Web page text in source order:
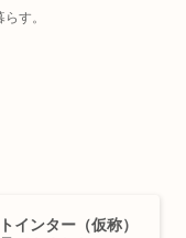
す。
インター（仮称）